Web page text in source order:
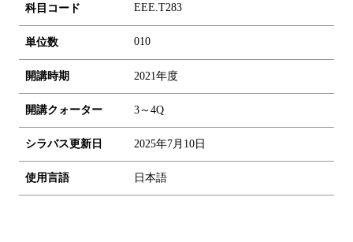
科目コード EEE.T283
単位数 010
開講時期 2021年度
開講クォーター 3～4Q
シラバス更新日 2025年7月10日
使用言語 日本語